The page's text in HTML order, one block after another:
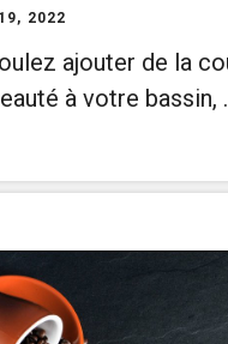
2022
ajouter de la
à votre bassin,